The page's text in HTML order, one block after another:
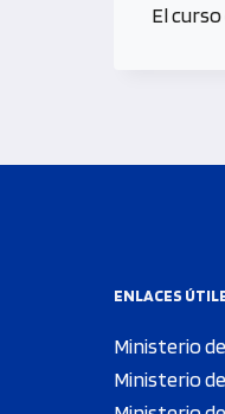
El
ENLACES
Ministerio
Ministerio